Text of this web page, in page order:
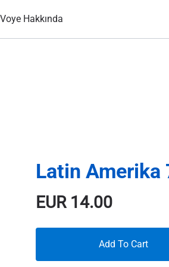
Voye Hakkında
Latin Amerika
EUR14.00
Add To Cart